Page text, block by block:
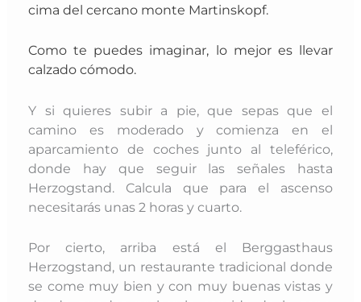
cima del cercano monte Martinskopf.
Como te puedes imaginar, lo mejor es llevar
calzado cómodo.
Y si quieres subir a pie, que sepas que el
camino es moderado y comienza en el
aparcamiento de coches junto al teleférico,
donde hay que seguir las señales hasta
Herzogstand. Calcula que para el ascenso
necesitarás unas 2 horas y cuarto.
Por cierto, arriba está el Berggasthaus
Herzogstand, un restaurante tradicional donde
se come muy bien y con muy buenas vistas y